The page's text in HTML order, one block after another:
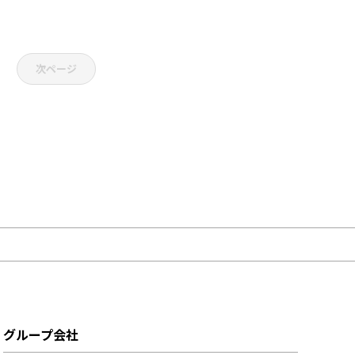
次ページ
グループ会社